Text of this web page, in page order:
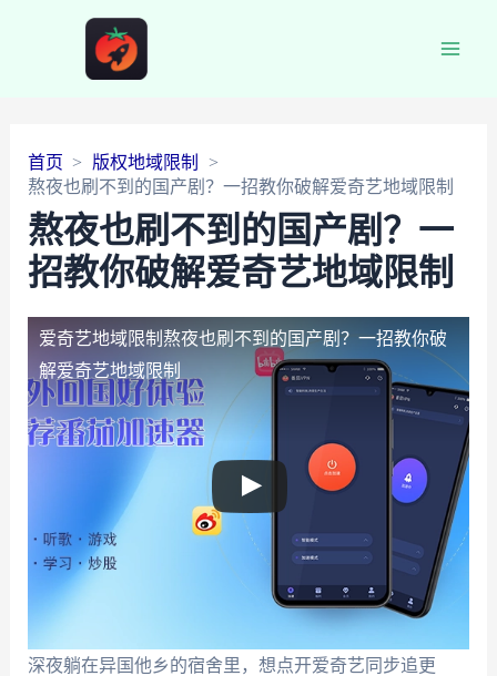
首页
版权地域限制
熬夜也刷不到的国产剧？一招教你破解爱奇艺地域限制
熬夜也刷不到的国产剧？一
招教你破解爱奇艺地域限制
爱奇艺地域限制 熬夜也刷不到的国产剧？一招教你破
解爱奇艺地域限制
深夜躺在异国他乡的宿舍里，想点开爱奇艺同步追更